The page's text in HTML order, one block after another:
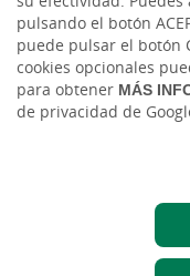
pulsando el botón
puede pulsar el botón
cookies opcionales
para obtener MÁS
de privacidad de
2026 y